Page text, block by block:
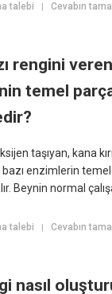
talebi |Cevabın
rengini veren
temel
taşıyan, kana
enzimlerin temel
Beynin normal
talebi |Cevabın
nasıl